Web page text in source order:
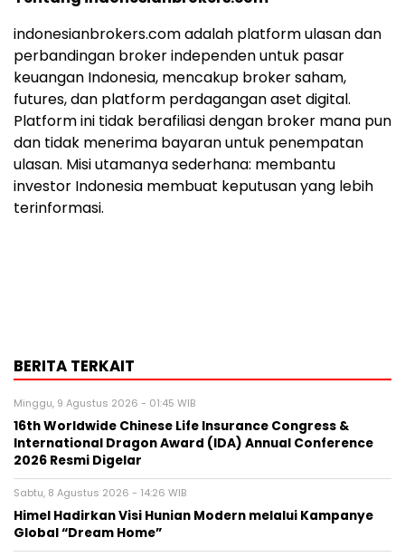
indonesianbrokers.com adalah platform ulasan dan
perbandingan broker independen untuk pasar
keuangan Indonesia, mencakup broker saham,
futures, dan platform perdagangan aset digital.
Platform ini tidak berafiliasi dengan broker mana pun
dan tidak menerima bayaran untuk penempatan
ulasan. Misi utamanya sederhana: membantu
investor Indonesia membuat keputusan yang lebih
terinformasi.
BERITA TERKAIT
Minggu, 9 Agustus 2026 - 01:45 WIB
16th Worldwide Chinese Life Insurance Congress &
International Dragon Award (IDA) Annual Conference
2026 Resmi Digelar
Sabtu, 8 Agustus 2026 - 14:26 WIB
Himel Hadirkan Visi Hunian Modern melalui Kampanye
Global “Dream Home”